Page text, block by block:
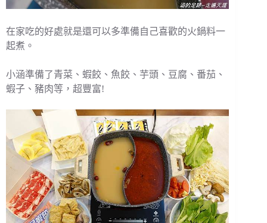
在家吃的好處就是還可以多準備自己喜歡的火鍋料一
起煮。
小涵準備了青菜、蝦餃、魚餃、芋頭、豆腐、番茄、
蝦子、豬肉等，超豐富!